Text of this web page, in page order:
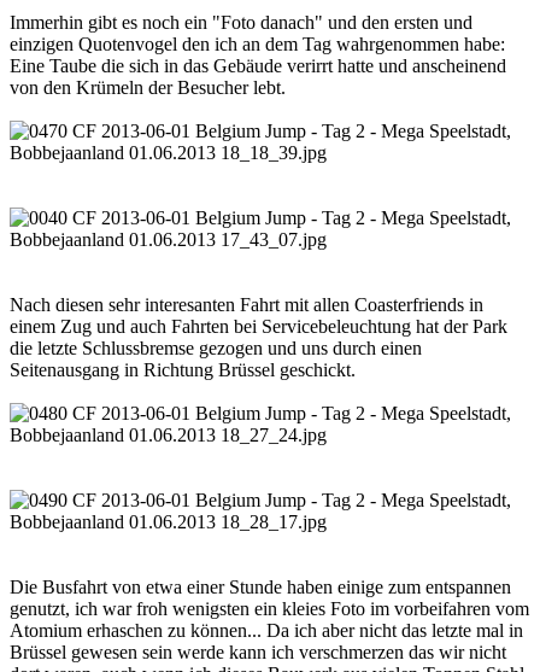
Immerhin gibt es noch ein "Foto danach" und den ersten und
einzigen Quotenvogel den ich an dem Tag wahrgenommen habe:
Eine Taube die sich in das Gebäude verirrt hatte und anscheinend
von den Krümeln der Besucher lebt.
Nach diesen sehr interesanten Fahrt mit allen Coasterfriends in
einem Zug und auch Fahrten bei Servicebeleuchtung hat der Park
die letzte Schlussbremse gezogen und uns durch einen
Seitenausgang in Richtung Brüssel geschickt.
Die Busfahrt von etwa einer Stunde haben einige zum entspannen
genutzt, ich war froh wenigsten ein kleies Foto im vorbeifahren vom
Atomium erhaschen zu können... Da ich aber nicht das letzte mal in
Brüssel gewesen sein werde kann ich verschmerzen das wir nicht